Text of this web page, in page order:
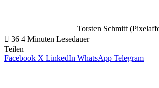
Torsten Schmitt
36 4 Minuten Lesedauer
Teilen
Facebook X LinkedIn WhatsApp Telegram